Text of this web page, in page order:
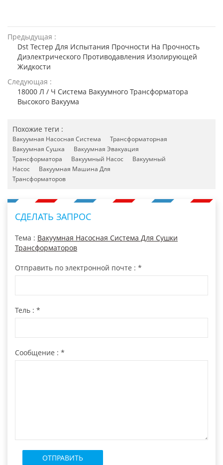
Предыдущая :
Dst Тестер Для Испытания Прочности На Прочность
Диэлектрического Противодавления Изолирующей
Жидкости
Следующая :
18000 Л / Ч Система Вакуумного Трансформатора
Высокого Вакуума
Похожие теги :
Вакуумная Насосная Система
Трансформаторная
Вакуумная Сушка
Вакуумная Эвакуация
Трансформатора
Вакуумный Насос
Вакуумный
Насос
Вакуумная Машина Для
Трансформаторов
СДЕЛАТЬ ЗАПРОС
Тема : Вакуумная Насосная Система Для Сушки
Трансформаторов
Отправить по электронной почте : *
Тель : *
Сообщение : *